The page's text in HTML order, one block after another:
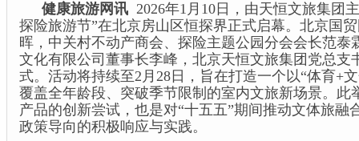
健康旅游网讯 2026年1月10日，由天恒文旅集团
探险旅游节”在北京房山区恒探界正式启幕。北京国
晖，中关村不动产商会、探险主题公园分会会长范泰
文化有限公司董事长李峰，北京天恒文旅集团党总支
式。活动将持续至2月28日，旨在打造一个以“体育+
覆盖全年龄段、突破季节限制的室内文旅新场景。此
产品的创新尝试，也是对“十五五”期间推动文体旅融
政策导向的积极响应与实践。